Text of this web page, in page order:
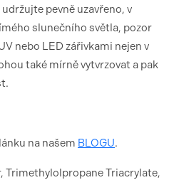
pevně uzavřeno, v
slunečního světla, pozor
nebo LED zářivkami nejen v
také mírně vytvrzovat a pak
na našem BLOGU.
Trimethylolpropane Triacrylate,